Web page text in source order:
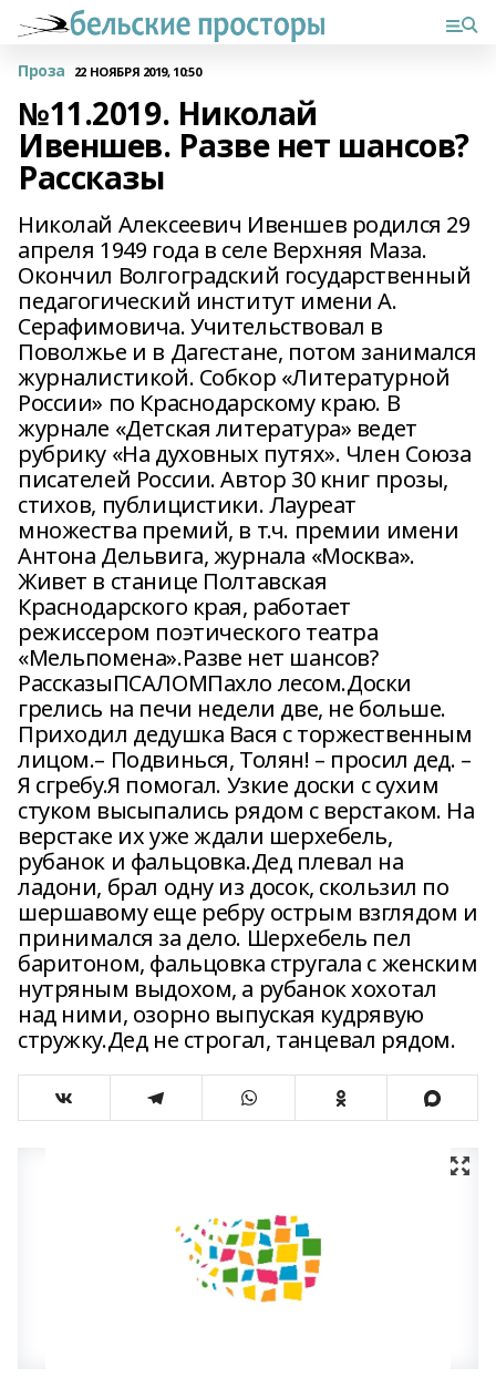
Проза 22 НОЯБРЯ 2019, 10:50
№11.2019. Николай
Ивеншев. Разве нет шансов?
Рассказы
Николай Алексеевич Ивеншев родился 29
апреля 1949 года в селе Верхняя Маза.
Окончил Волгоградский государственный
педагогический институт имени А.
Серафимовича. Учительствовал в
Поволжье и в Дагестане, потом занимался
журналистикой. Собкор «Литературной
России» по Краснодарскому краю. В
журнале «Детская литература» ведет
рубрику «На духовных путях». Член Союза
писателей России. Автор 30 книг прозы,
стихов, публицистики. Лауреат
множества премий, в т.ч. премии имени
Антона Дельвига, журнала «Москва».
Живет в станице Полтавская
Краснодарского края, работает
режиссером поэтического театра
«Мельпомена».Разве нет шансов?
РассказыПСАЛОМПахло лесом.Доски
грелись на печи недели две, не больше.
Приходил дедушка Вася с торжественным
лицом.– Подвинься, Толян! – просил дед. –
Я сгребу.Я помогал. Узкие доски с сухим
стуком высыпались рядом с верстаком. На
верстаке их уже ждали шерхебель,
рубанок и фальцовка.Дед плевал на
ладони, брал одну из досок, скользил по
шершавому еще ребру острым взглядом и
принимался за дело. Шерхебель пел
баритоном, фальцовка стругала с женским
нутряным выдохом, а рубанок хохотал
над ними, озорно выпуская кудрявую
стружку.Дед не строгал, танцевал рядом.